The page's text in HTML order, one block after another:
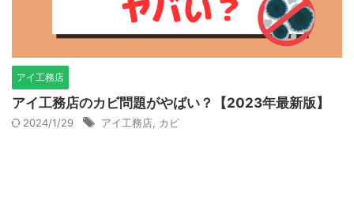
アイ工務店
アイ工務店のカビ問題がやばい？【2023年最新版】
2024/1/29 アイ工務店 カビ